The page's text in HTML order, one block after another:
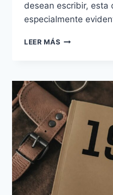
desean escribir, esta
especialmente
LEER MÁS LA
POR
QUÉ
ES
NECESARIO
CREAR